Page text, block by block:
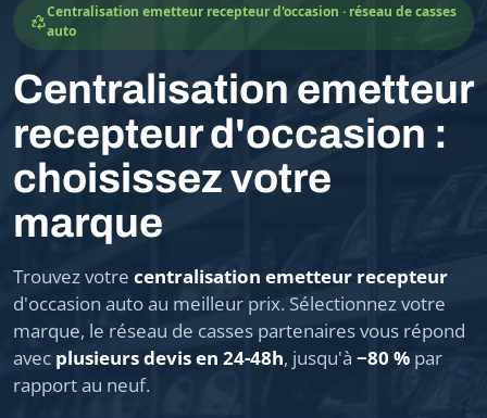
Centralisation emetteur recepteur d'occasion · réseau de casses
auto
Centralisation emetteur
recepteur d'occasion :
choisissez votre
marque
Trouvez votre centralisation emetteur recepteur
d'occasion auto au meilleur prix. Sélectionnez votre
marque, le réseau de casses partenaires vous répond
avec plusieurs devis en 24-48h, jusqu'à −80 % par
rapport au neuf.